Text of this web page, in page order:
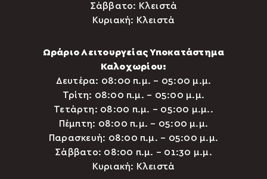
Σάββατο: Κλειστά
Κυριακή: Κλειστά
Ωράριο Λειτουργείας Υποκατάστημα
Καλοχωρίου:
Δευτέρα: 08:00 π.μ. – 05:00 μ.μ.
Τρίτη: 08:00 π.μ. – 05:00 μ.μ.
Τετάρτη: 08:00 π.μ. – 05:00 μ.μ..
Πέμπτη: 08:00 π.μ. – 05:00 μ.μ.
Παρασκευή: 08:00 π.μ. – 05:00 μ.μ.
Σάββατο: 08:00 π.μ. – 01:30 μ.μ.
Κυριακή: Κλειστά